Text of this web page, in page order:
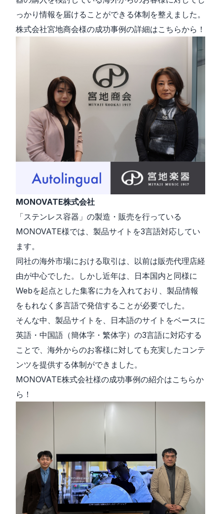
っかり情報を届けることができる体制を整えました。
株式会社宮地商会様の成功事例の詳細はこちらから！
MONOVATE株式会社
「ステンレス容器」の製造・販売を行っている
MONOVATE様では、製品サイトを3言語対応してい
ます。
同社の海外市場における取引は、以前は販売代理店経
由が中心でした。しかし近年は、日本国内と同様に
Webを起点とした集客に力を入れており、製品情報
をもれなく多言語で発信することが必要でした。
そんな中、製品サイトを、日本語のサイトをベースに
英語・中国語（簡体字・繁体字）の3言語に対応する
ことで、海外からのお客様に対しても充実したコンテ
ンツを提供する体制ができました。
MONOVATE株式会社様の成功事例の紹介はこちらか
ら！